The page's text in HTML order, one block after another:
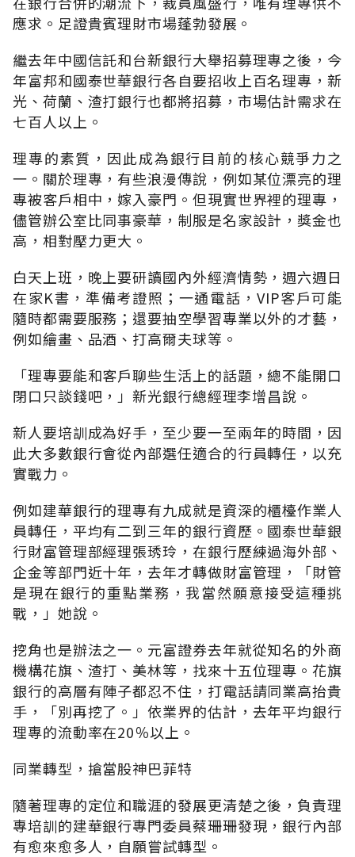
應求。足證貴賓理財市場蓬勃發展。
繼去年中國信託和台新銀行大舉招募理專之後，今
年富邦和國泰世華銀行各自要招收上百名理專，新
光、荷蘭、渣打銀行也都將招募，市場估計需求在
七百人以上。
理專的素質，因此成為銀行目前的核心競爭力之
一。關於理專，有些浪漫傳說，例如某位漂亮的理
專被客戶相中，嫁入豪門。但現實世界裡的理專，
儘管辦公室比同事豪華，制服是名家設計，獎金也
高，相對壓力更大。
白天上班，晚上要研讀國內外經濟情勢，週六週日
在家K書，準備考證照；一通電話，VIP客戶可能
隨時都需要服務；還要抽空學習專業以外的才藝，
例如繪畫、品酒、打高爾夫球等。
「理專要能和客戶聊些生活上的話題，總不能開口
閉口只談錢吧，」新光銀行總經理李增昌說。
新人要培訓成為好手，至少要一至兩年的時間，因
此大多數銀行會從內部選任適合的行員轉任，以充
實戰力。
例如建華銀行的理專有九成就是資深的櫃檯作業人
員轉任，平均有二到三年的銀行資歷。國泰世華銀
行財富管理部經理張琇玲，在銀行歷練過海外部、
企金等部門近十年，去年才轉做財富管理，「財管
是現在銀行的重點業務，我當然願意接受這種挑
戰，」她說。
挖角也是辦法之一。元富證券去年就從知名的外商
機構花旗、渣打、美林等，找來十五位理專。花旗
銀行的高層有陣子都忍不住，打電話請同業高抬貴
手，「別再挖了。」依業界的估計，去年平均銀行
理專的流動率在20％以上。
同業轉型，搶當股神巴菲特
隨著理專的定位和職涯的發展更清楚之後，負責理
專培訓的建華銀行專門委員蔡珊珊發現，銀行內部
有愈來愈多人，自願嘗試轉型。